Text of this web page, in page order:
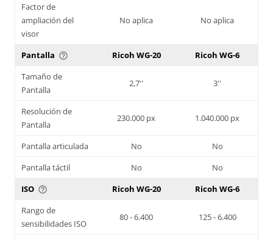
Factor de
ampliación del
visor
No aplica No aplica
Pantalla help_outline Ricoh WG-20
Ricoh WG-6
Tamaño de
Pantalla
2,7'' 3''
Resolución de
Pantalla
230.000 px 1.040.000 px
Pantalla articulada No
No
Pantalla táctil
No
No
ISO help_outline Ricoh WG-20
Ricoh WG-6
Rango de
sensibilidades ISO
80 - 6.400 125 - 6.400